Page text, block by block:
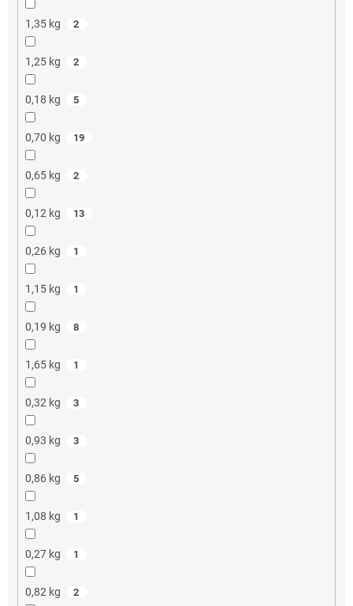
1,35 kg 2
1,25 kg 2
0,18 kg 5
0,70 kg 19
0,65 kg 2
0,12 kg 13
0,26 kg 1
1,15 kg 1
0,19 kg 8
1,65 kg 1
0,32 kg 3
0,93 kg 3
0,86 kg 5
1,08 kg 1
0,27 kg 1
0,82 kg 2